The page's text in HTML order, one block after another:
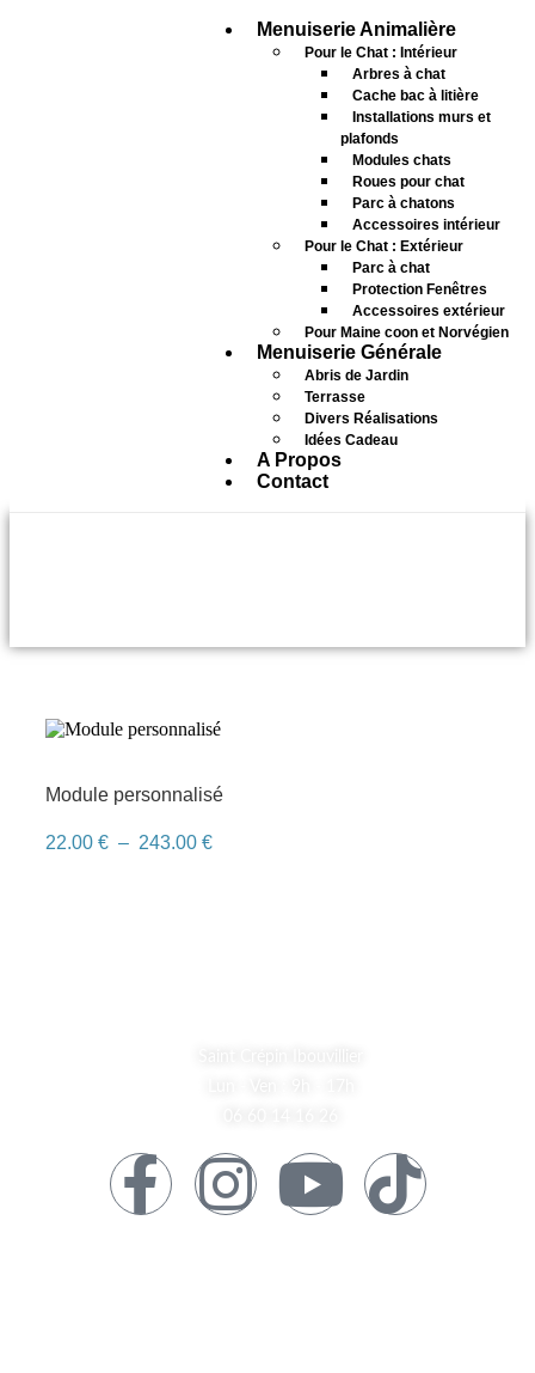
Menuiserie Animalière
Pour le Chat : Intérieur
Arbres à chat
Cache bac à litière
Installations murs et
plafonds
Modules chats
Roues pour chat
Parc à chatons
Accessoires intérieur
Pour le Chat : Extérieur
Parc à chat
Protection Fenêtres
Accessoires extérieur
Pour Maine coon et Norvégien
Menuiserie Générale
Abris de Jardin
Terrasse
Divers Réalisations
Idées Cadeau
A Propos
Contact
Module personnalisé
22.00 € – 243.00 €